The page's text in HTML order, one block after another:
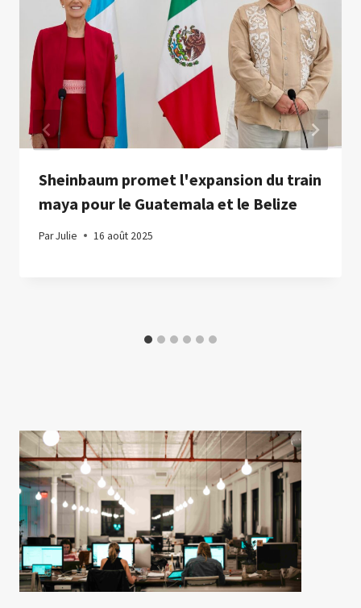
Sheinbaum promet l'expansion du train
maya pour le Guatemala et le Belize
ParJulie 16 août 2025